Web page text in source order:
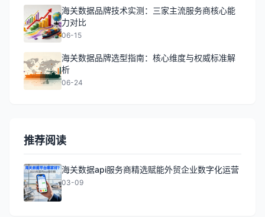
海关数据品牌技术实测：三家主流服务商核心能
力对比
06-15
海关数据品牌选型指南：核心维度与权威标准解
析
06-24
推荐阅读
海关数据api服务商精选赋能外贸企业数字化运营
03-09